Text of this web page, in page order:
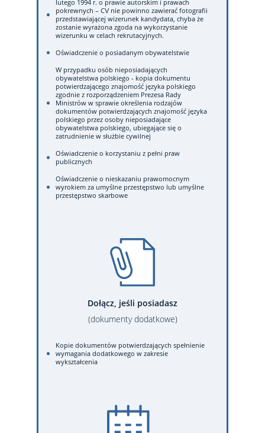
lutego 1994 r. o prawie autorskim i prawach
pokrewnych – CV nie powinno zawierać fotografii
przedstawiającej wizerunek kandydata, chyba że
zostanie wyrażona zgoda na wykorzystanie
wizerunku w celach rekrutacyjnych.
Oświadczenie o posiadanym obywatelstwie
W przypadku osób nieposiadających
obywatelstwa polskiego - kopia dokumentu
potwierdzającego znajomość języka polskiego
zgodnie z rozporządzeniem Prezesa Rady
Ministrów w sprawie określenia rodzajów
dokumentów potwierdzających znajomość języka
polskiego przez osoby nieposiadające
obywatelstwa polskiego, ubiegające się o
zatrudnienie w służbie cywilnej
Oświadczenie o korzystaniu z pełni praw
publicznych
Oświadczenie o nieskazaniu prawomocnym
wyrokiem za umyślne przestępstwo lub umyślne
przestępstwo skarbowe
Dołącz, jeśli posiadasz
(dokumenty dodatkowe)
Kopie dokumentów potwierdzających spełnienie
wymagania dodatkowego w zakresie
wykształcenia